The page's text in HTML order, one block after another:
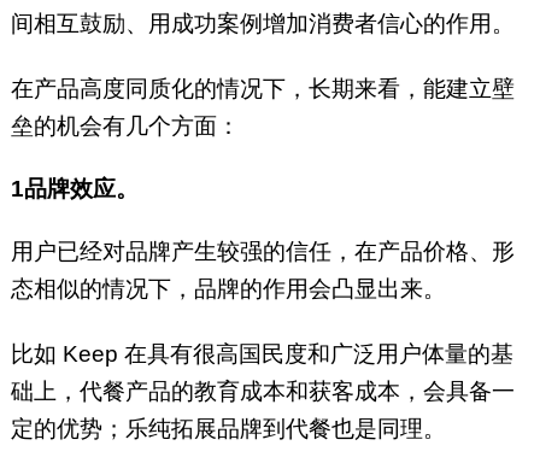
间相互鼓励、用成功案例增加消费者信心的作用。
在产品高度同质化的情况下，长期来看，能建立壁
垒的机会有几个方面：
1品牌效应。
用户已经对品牌产生较强的信任，在产品价格、形
态相似的情况下，品牌的作用会凸显出来。
比如 Keep 在具有很高国民度和广泛用户体量的基
础上，代餐产品的教育成本和获客成本，会具备一
定的优势；乐纯拓展品牌到代餐也是同理。